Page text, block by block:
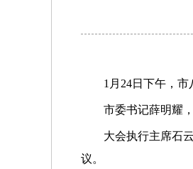
1月24日下午，
市委书记薛明耀
大会执行主席石
议。